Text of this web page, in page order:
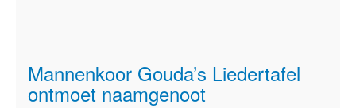
Mannenkoor Gouda’s Liedertafel
ontmoet naamgenoot